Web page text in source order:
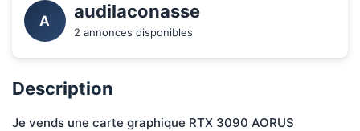
A audilaconasse
2 annonces disponibles
Description
Je vends une carte graphique RTX 3090 AORUS